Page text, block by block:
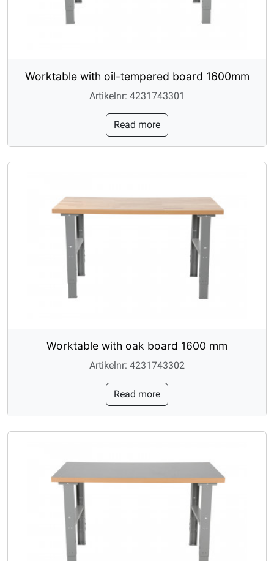
Worktable with oil-tempered board 1600mm
Artikelnr: 4231743301
Read more
Worktable with oak board 1600 mm
Artikelnr: 4231743302
Read more